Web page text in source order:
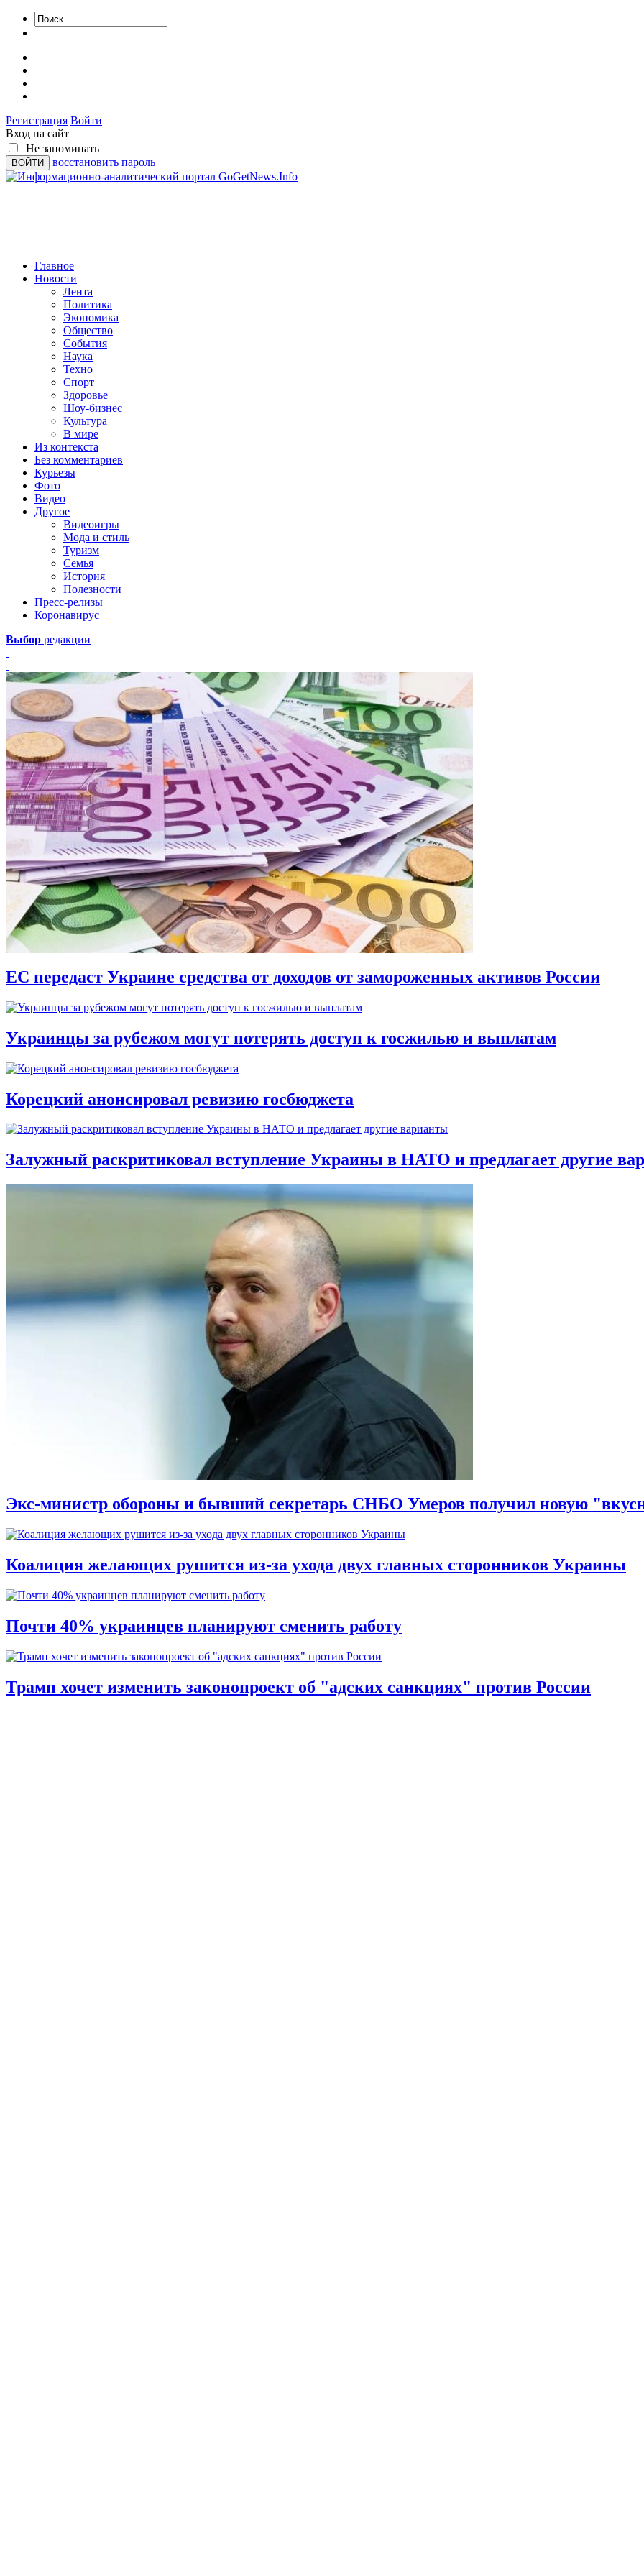
Регистрация Войти
Вход на сайт
Не запоминать
восстановить пароль
Главное
Новости
Лента
Политика
Экономика
Общество
События
Наука
Техно
Спорт
Здоровье
Шоу-бизнес
Культура
В мире
Из контекста
Без комментариев
Курьезы
Фото
Видео
Другое
Видеоигры
Мода и стиль
Туризм
Семья
История
Полезности
Пресс-релизы
Коронавирус
Выбор редакции
ЕС передаст Украине средства от доходов от замороженных активов России
Украинцы за рубежом могут потерять доступ к госжилью и выплатам
Корецкий анонсировал ревизию госбюджета
Залужный раскритиковал вступление Украины в НАТО и предлагает другие
Экс-министр обороны и бывший секретарь СНБО Умеров получил новую
Коалиция желающих рушится из-за ухода двух главных сторонников Украины
Почти 40% украинцев планируют сменить работу
Трамп хочет изменить законопроект об "адских санкциях" против России